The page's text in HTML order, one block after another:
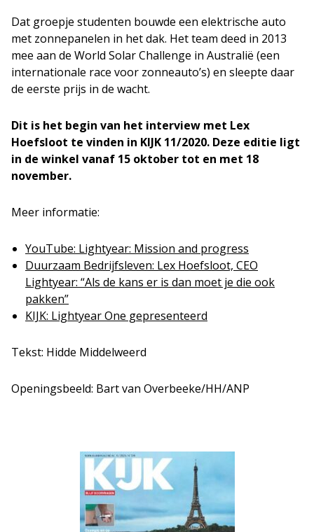
Dat groepje studenten bouwde een elektrische auto
met zonnepanelen in het dak. Het team deed in 2013
mee aan de World Solar Challenge in Australië (een
internationale race voor zonneauto’s) en sleepte daar
de eerste prijs in de wacht.
Dit is het begin van het interview met Lex
Hoefsloot te vinden in KIJK 11/2020. Deze editie ligt
in de winkel vanaf 15 oktober tot en met 18
november.
Meer informatie:
YouTube: Lightyear: Mission and progress
Duurzaam Bedrijfsleven: Lex Hoefsloot, CEO
Lightyear: “Als de kans er is dan moet je die ook
pakken”
KIJK: Lightyear One gepresenteerd
Tekst: Hidde Middelweerd
Openingsbeeld: Bart van Overbeeke/HH/ANP